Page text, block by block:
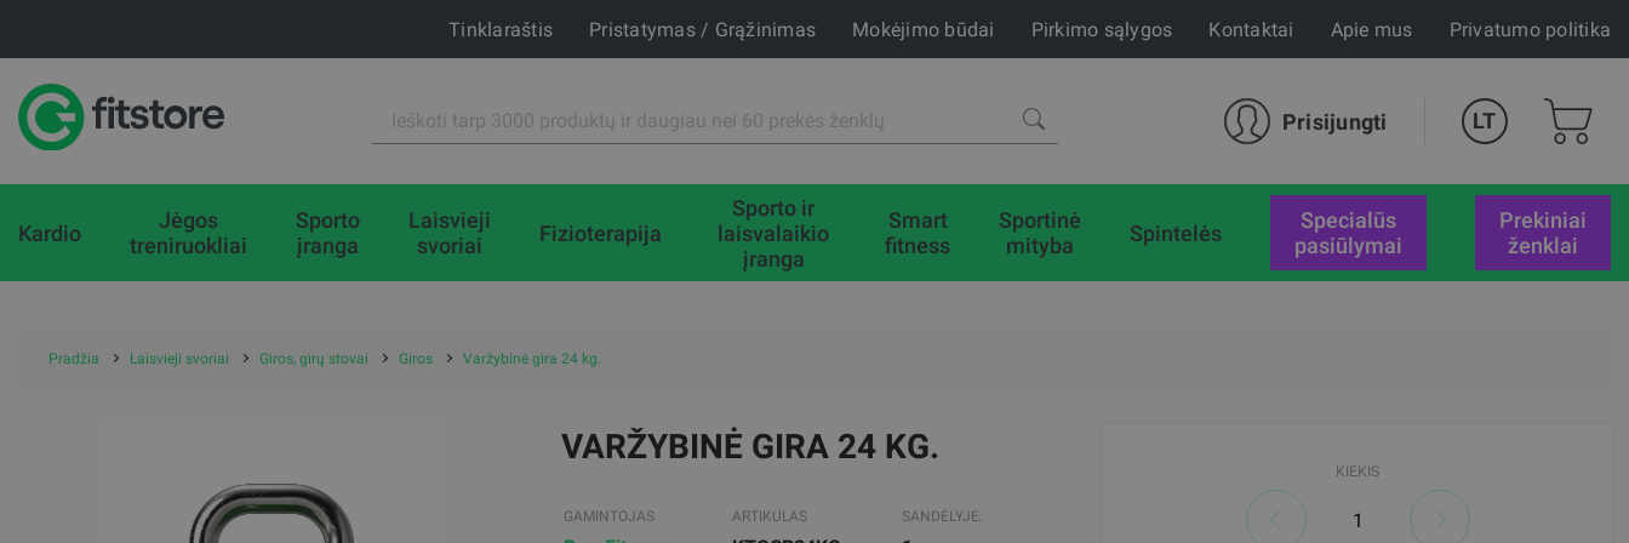
Tinklaraštis Pristatymas / Grąžinimas Mokėjimo būdai Pirkimo sąlygos Kontaktai Apie mus Privatumo politika
Prisijungti LT
Kardio
Jėgos
treniruokliai
Sporto
įranga
Laisvieji
svoriai
Fizioterapija
Sporto ir
laisvalaikio
įranga
Smart
fitness
Sportinė
mityba
Spintelės
specialūs
pasiūlymai
Prekiniai
ženklai
Pradžia Laisvieji svoriai Giros, girų stovai Giros Varžybinė gira 24 kg.
VARŽYBINĖ GIRA 24 KG.
GAMINTOJAS ARTIKULAS SANDĖLYJE:
KIEKIS